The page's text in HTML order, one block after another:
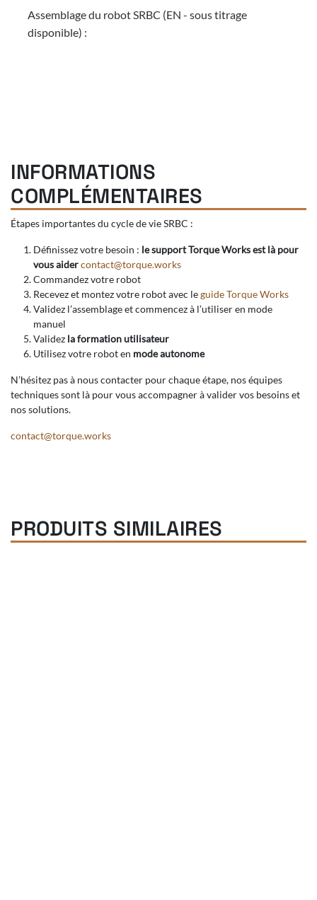
Assemblage du robot SRBC (EN - sous titrage
disponible) :
INFORMATIONS
COMPLÉMENTAIRES
Étapes importantes du cycle de vie SRBC :
Définissez votre besoin : le support Torque Works est là pour
vous aidercontact@torque.works
Commandez votre robot
Recevez et montez votre robot avec leguide Torque Works
Validez l’assemblage et commencez à l’utiliser en mode
manuel
Validez la formation utilisateur
Utilisez votre robot en mode autonome
N’hésitez pas à nous contacter pour chaque étape, nos équipes
techniques sont là pour vous accompagner à valider vos besoins et
nos solutions.
contact@torque.works
PRODUITS SIMILAIRES